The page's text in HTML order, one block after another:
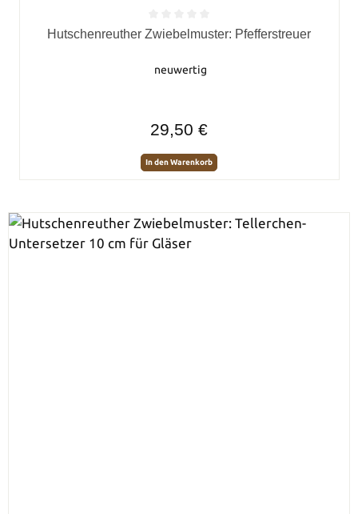
Durchschnittliche Bewertung von 0 von 5 Sternen
Hutschenreuther Zwiebelmuster: Pfefferstreuer
neuwertig
29,50 €
In den Warenkorb